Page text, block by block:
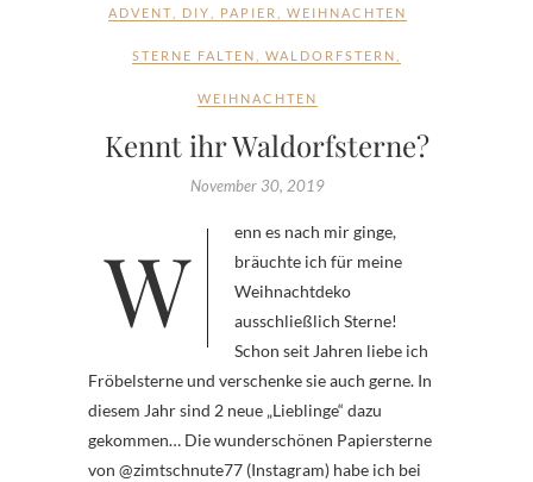
ADVENT DIY PAPIER WEIHNACHTEN
STERNE FALTEN WALDORFSTERN
WEIHNACHTEN
Kennt ihr Waldorfsterne?
November 30, 2019
Wenn es nach mir ginge,
bräuchte ich für meine
Weihnachtdeko
ausschließlich Sterne!
Schon seit Jahren liebe ich
Fröbelsterne und verschenke sie auch gerne. In
diesem Jahr sind 2 neue „Lieblinge“ dazu
gekommen… Die wunderschönen Papiersterne
von @zimtschnute77 (Instagram) habe ich bei